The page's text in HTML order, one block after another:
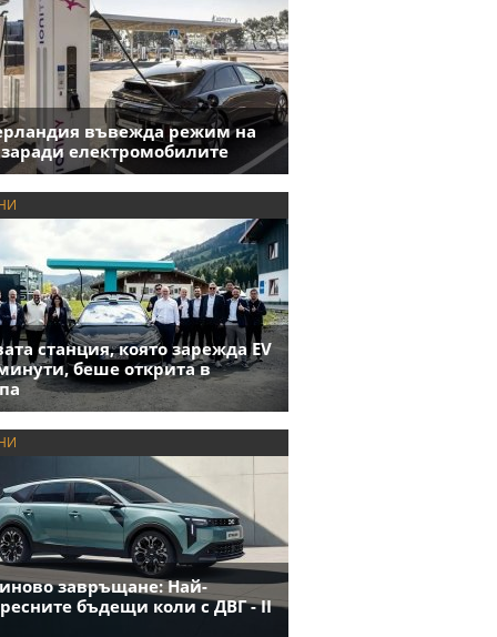
въвежда режим на
заради електромобилите
станция, която зарежда EV
беше открита в
завръщане: Най-
бъдещи коли с ДВГ - II